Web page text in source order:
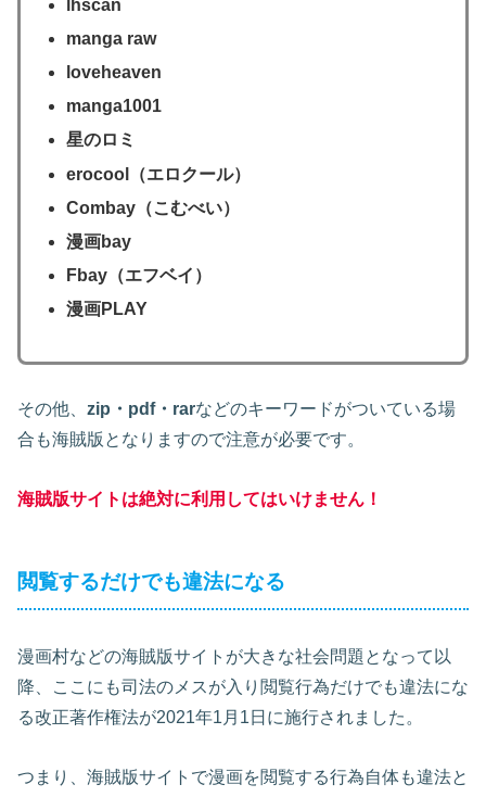
lhscan
manga raw
loveheaven
manga1001
星のロミ
erocool（エロクール）
Combay（こむべい）
漫画bay
Fbay（エフベイ）
漫画PLAY
その他、 zip・pdf・rarなどのキーワードがついている場
合も海賊版となりますので注意が必要です。
海賊版サイトは絶対に利用してはいけません！
閲覧するだけでも違法になる
漫画村などの海賊版サイトが大きな社会問題となって以
降、ここにも司法のメスが入り閲覧行為だけでも違法にな
る改正著作権法が2021年1月1日に施行されました。
つまり、海賊版サイトで漫画を閲覧する行為自体も違法と